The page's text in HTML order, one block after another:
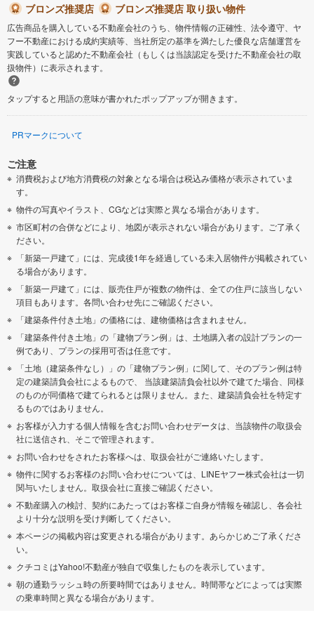
ブロンズ推奨店
ブロンズ推奨店 取り扱い物件
広告商品を購入している不動産会社のうち、物件情報の正確性、法令遵守、ヤ
フー不動産における成約実績等、当社所定の基準を満たした優良な店舗運営を
実践していると認めた不動産会社（もしくは当該認定を受けた不動産会社の取
扱物件）に表示されます。
タップすると用語の意味が書かれたポップアップが開きます。
PRマークについて
ご注意
消費税および地方消費税の対象となる場合は税込み価格が表示されていま
す。
物件の写真やイラスト、CGなどは実際と異なる場合があります。
市区町村の合併などにより、地図が表示されない場合があります。ご了承く
ださい。
「新築一戸建て」には、完成後1年を経過している未入居物件が掲載されてい
る場合があります。
「新築一戸建て」には、販売住戸が複数の物件は、全ての住戸に該当しない
項目もあります。各問い合わせ先にご確認ください。
「建築条件付き土地」の価格には、建物価格は含まれません。
「建築条件付き土地」の「建物プラン例」は、土地購入者の設計プランの一
例であり、プランの採用可否は任意です。
「土地（建築条件なし）」の「建物プラン例」に関して、そのプラン例は特
定の建築請負会社によるもので、 当該建築請負会社以外で建てた場合、同様
のものが同価格で建てられるとは限りません。また、建築請負会社を特定す
るものではありません。
お客様が入力する個人情報を含むお問い合わせデータは、当該物件の取扱会
社に送信され、そこで管理されます。
お問い合わせをされたお客様へは、取扱会社がご連絡いたします。
物件に関するお客様のお問い合わせについては、LINEヤフー株式会社は一切
関与いたしません。取扱会社に直接ご確認ください。
不動産購入の検討、契約にあたってはお客様ご自身が情報を確認し、各会社
より十分な説明を受け判断してください。
本ページの掲載内容は変更される場合があります。あらかじめご了承くださ
い。
クチコミはYahoo!不動産が独自で収集したものを表示しています。
朝の通勤ラッシュ時の所要時間ではありません。時間帯などによっては実際
の乗車時間と異なる場合があります。